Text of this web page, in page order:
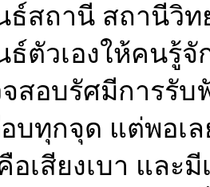
สถานี สถานีวิท
ตัวเองให้คนรู้จั
สอบรัศมีการรั
บทุกจุด แต่พอเ
เสียงเบา และ